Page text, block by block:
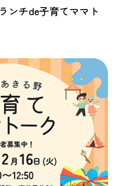
ンチde子育てママト